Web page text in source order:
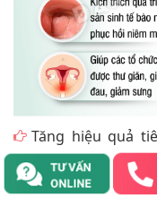
Tăng hiệu quả
tăng hiệu quả
Giúp tăng khả